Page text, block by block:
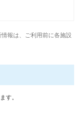
報は、ご利用前に各施設
す。